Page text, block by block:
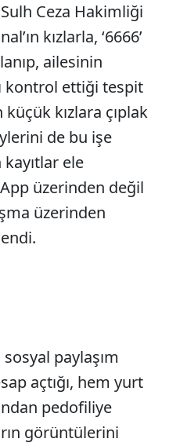
Sulh Ceza Hakimliği
kızlarla, ‘6666’
ailesinin
kontrol ettiği tespit
kızlara çıplak
de bu işe
kayıtlar ele
üzerinden değil
üzerinden
paylaşım
açtığı, hem yurt
pedofiliye
görüntülerini